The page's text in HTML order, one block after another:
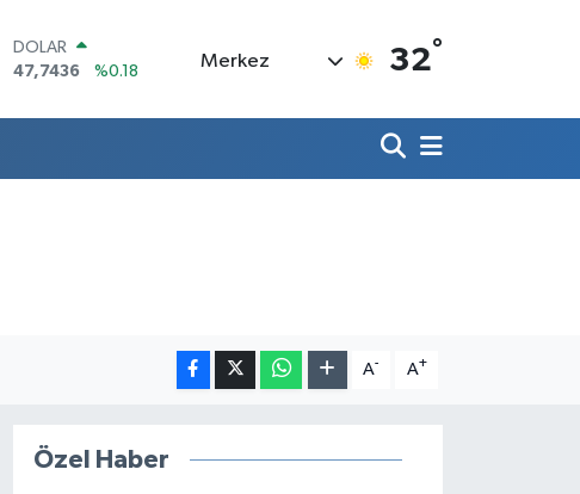
DOLAR
47,7436
%0.18
55,2510
%0.32
Merkez 32°
A- A+
Özel Haber